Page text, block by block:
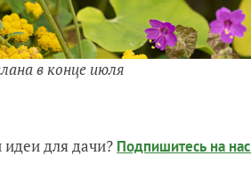
в конце июля
для дачи? Подпишитесь на нас